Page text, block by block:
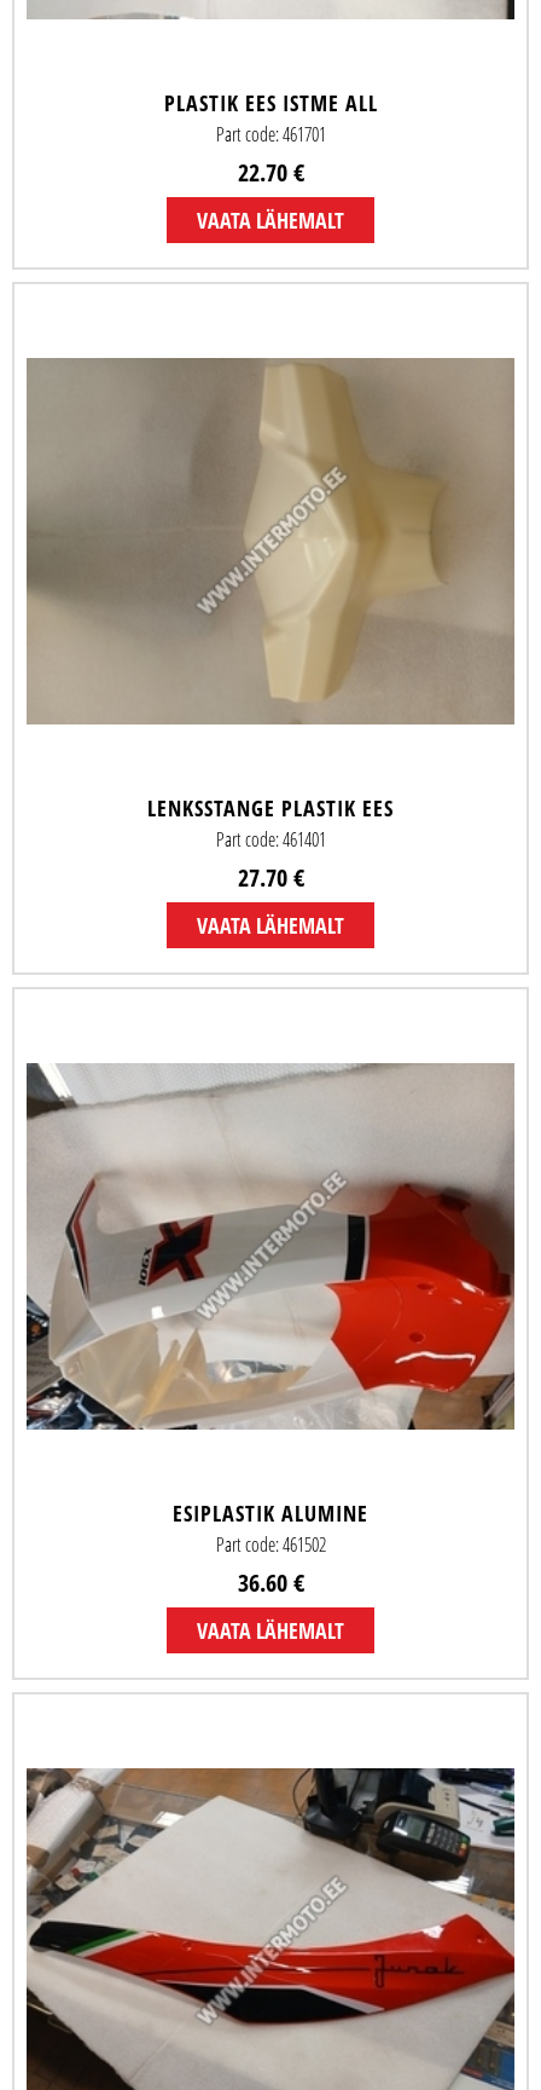
PLASTIK EES ISTME ALL
Part code: 461701
22.70 €
VAATA LÄHEMALT
LENKSSTANGE PLASTIK EES
Part code: 461401
27.70 €
VAATA LÄHEMALT
ESIPLASTIK ALUMINE
Part code: 461502
36.60 €
VAATA LÄHEMALT